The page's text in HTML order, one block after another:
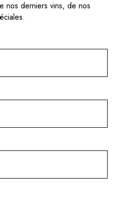
nos derniers vins, de nos